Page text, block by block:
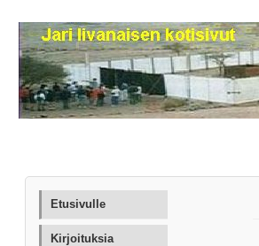
Etusivulle
Kirjoituksia